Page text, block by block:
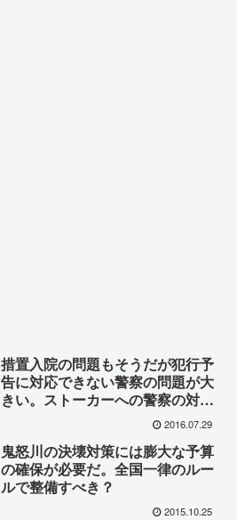
措置入院の問題もそうだが犯行予
告に対応できない警察の問題が大
きい。ストーカーへの警察の対応
がいつも決まって間に合わないの
2016.07.29
鬼怒川の決壊対策には膨大な予算
の確保が必要だ。全国一律のルー
ルで整備すべき？
2015.10.25